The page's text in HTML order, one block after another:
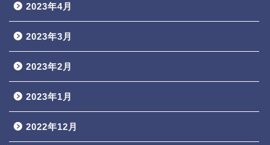
2023年4月
2023年3月
2023年2月
2023年1月
2022年12月